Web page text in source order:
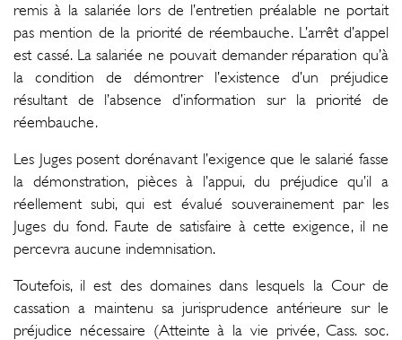
remis à la salariée lors de l’entretien préalable ne portait
pas mention de la priorité de réembauche. L’arrêt d’appel
est cassé. La salariée ne pouvait demander réparation qu’à
la condition de démontrer l’existence d’un préjudice
résultant de l’absence d’information sur la priorité de
réembauche.
Les Juges posent dorénavant l’exigence que le salarié fasse
la démonstration, pièces à l’appui, du préjudice qu’il a
réellement subi, qui est évalué souverainement par les
Juges du fond. Faute de satisfaire à cette exigence, il ne
percevra aucune indemnisation.
Toutefois, il est des domaines dans lesquels la Cour de
cassation a maintenu sa jurisprudence antérieure sur le
préjudice nécessaire (Atteinte à la vie privée, Cass. soc.